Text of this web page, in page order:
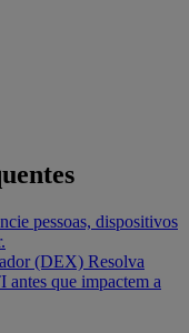
pessoas, dispositivos
(DEX) Resolva
antes que impactem a